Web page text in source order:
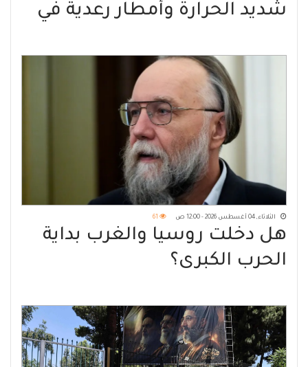
شديد الحرارة وأمطار رعدية في
الثلاثاء, 04 أغسطس 2026 - 12:00 ص 61
هل دخلت روسيا والغرب بداية
الحرب الكبرى؟